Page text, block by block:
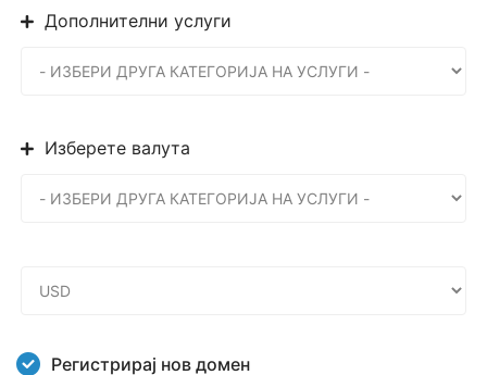
Дополнителни услуги
Изберете валута
Регистрирај нов домен